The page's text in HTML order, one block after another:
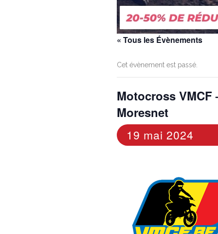
« Tous les Évènements
Cet évènement est passé.
Motocross VMCF
Moresnet
19 mai 2024